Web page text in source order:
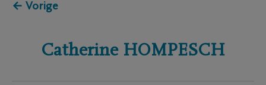
← Vorige
Catherine HOMPESCH